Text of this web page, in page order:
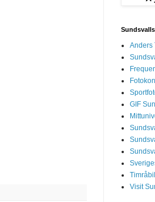
Anders
GIF
Visit